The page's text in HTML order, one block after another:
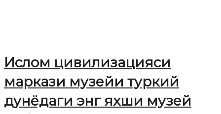
Ислом цивилизацияси
маркази музейи туркий
дунёдаги энг яхши музей